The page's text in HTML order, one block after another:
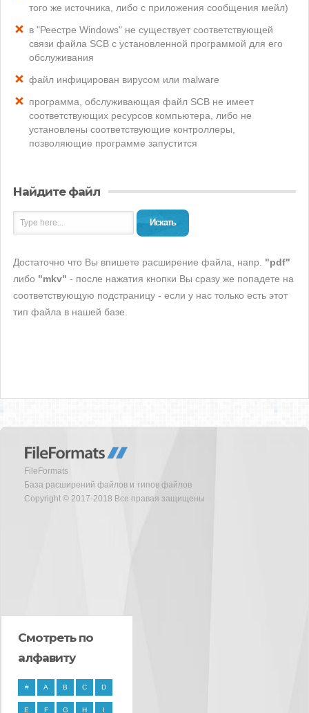
того же источника, либо с приложения сообщения мейл)
в "Реестре Windows" не существует соответствующей
связи файла SCB с установленной программой для его
обслуживания
файл инфицирован вирусом или malware
программа, обслуживающая файл SCB не имеет
соответствующих ресурсов компьютера, либо не
установлены соответствующие контроллеры,
позволяющие программе запустится
Найдите файл
Искать
Достаточно что Вы впишете расширение файла, напр. "pdf"
либо "mkv" - после нажатия кнопки Вы сразу же попадете на
соответствующую подстраницу - если у нас только есть этот
тип файла в нашей базе.
FileFormats
База расширений файлов и типов файлов
Copyright © 2017-2018 Все правая защищены
Смотреть по
алфавиту
# A B C D
E F G H I